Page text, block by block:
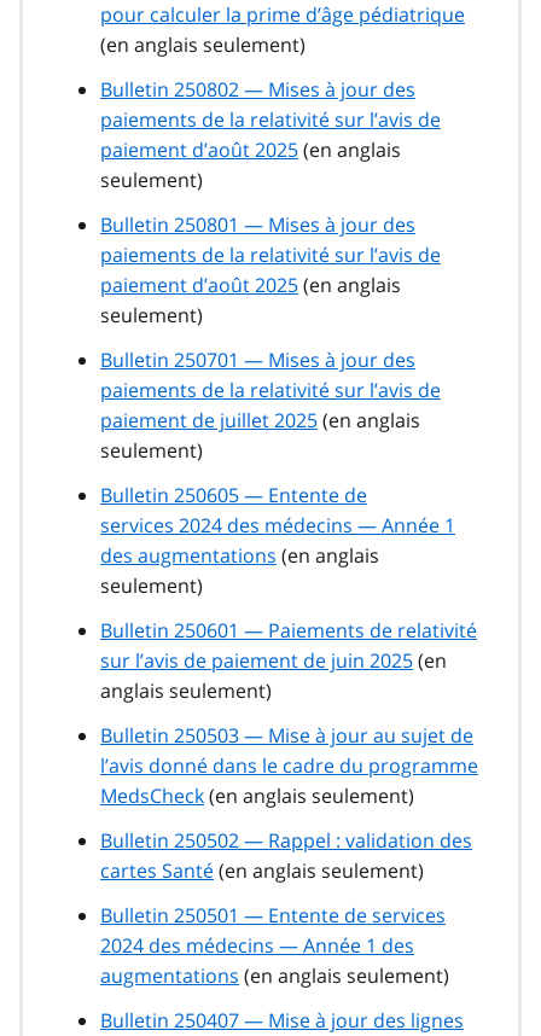
pour calculer la prime d’âge pédiatrique
(en anglais seulement)
Bulletin 250802 — Mises à jour des
paiements de la relativité sur l’avis de
paiement d’août 2025(en anglais
seulement)
Bulletin 250801 — Mises à jour des
paiements de la relativité sur l’avis de
paiement d’août 2025(en anglais
seulement)
Bulletin 250701 — Mises à jour des
paiements de la relativité sur l’avis de
paiement de juillet 2025(en anglais
seulement)
Bulletin 250605 — Entente de
services 2024 des médecins — Année 1
des augmentations (en anglais
seulement)
Bulletin 250601 — Paiements de relativité
sur l’avis de paiement de juin 2025(en
anglais seulement)
Bulletin 250503 — Mise à jour au sujet de
l’avis donné dans le cadre du programme
MedsCheck(en anglais seulement)
Bulletin 250502 — Rappel : validation des
cartes Santé(en anglais seulement)
Bulletin 250501 — Entente de services
2024 des médecins — Année 1 des
augmentations (en anglais seulement)
Bulletin 250407 — Mise à jour des lignes